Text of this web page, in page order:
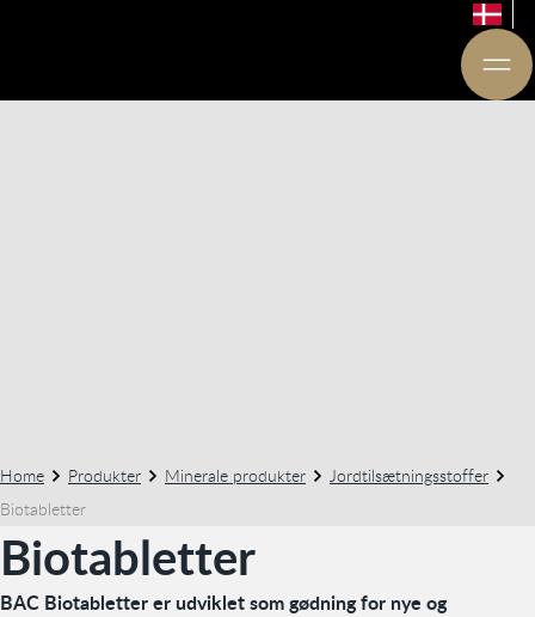
Home Produkter Minerale produkter
Jordtilsætningsstoffer
Biotabletter
Biotabletter
BAC Biotabletter er udviklet som gødning for nye og